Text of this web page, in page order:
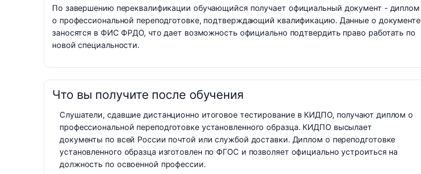
По завершению переквалификации обучающийся получает официальный документ - диплом
о профессиональной переподготовке, подтверждающий квалификацию. Данные о документе
заносятся в ФИС ФРДО, что дает возможность официально подтвердить право работать по
новой специальности.
Что вы получите после обучения
Слушатели, сдавшие дистанционно итоговое тестирование в КИДПО, получают диплом о
профессиональной переподготовке установленного образца. КИДПО высылает
документы по всей России почтой или службой доставки. Диплом о переподготовке
установленного образца изготовлен по ФГОС и позволяет официально устроиться на
должность по освоенной профессии.